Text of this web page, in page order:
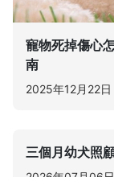
寵物死掉傷心
南
2025年12月22日
三個月幼犬照